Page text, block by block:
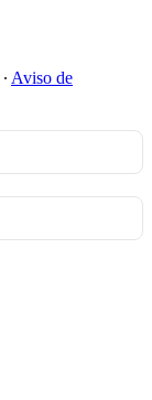
∙ Aviso de